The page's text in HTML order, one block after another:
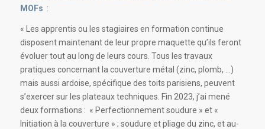
MOFs :
« Les apprentis ou les stagiaires en formation continue
disposent maintenant de leur propre maquette qu’ils feront
évoluer tout au long de leurs cours. Tous les travaux
pratiques concernant la couverture métal (zinc, plomb, …)
mais aussi ardoise, spécifique des toits parisiens, peuvent
s’exercer sur les plateaux techniques. Fin 2023, j’ai mené
deux formations : « Perfectionnement soudure » et «
Initiation à la couverture » ; soudure et pliage du zinc, et au-